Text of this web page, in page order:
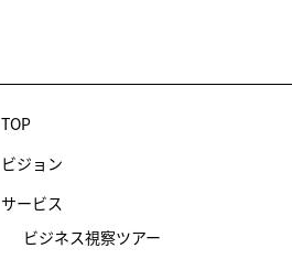
TOP
ビジョン
サービス
ビジネス視察ツアー